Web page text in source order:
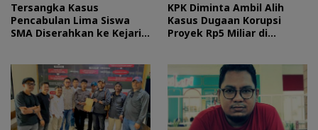
Tersangka Kasus
Pencabulan Lima Siswa
SMA Diserahkan ke Kejari
KPK Diminta Ambil Alih
Kasus Dugaan Korupsi
Proyek Rp5 Miliar di